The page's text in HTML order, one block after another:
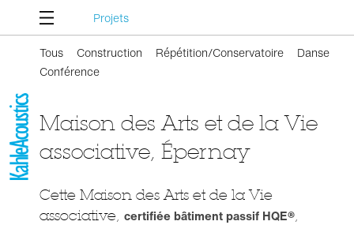
Projets
Tous Construction Répétition/Conservatoire
Danse
Conférence
Maison des Arts et de la Vie
associative, Épernay
Cette Maison des Arts et de la Vie
associative, certifiée bâtiment passif HQE®